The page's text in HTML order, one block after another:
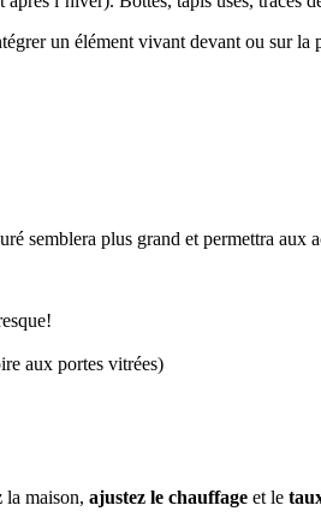
un élément vivant devant ou sur
semblera plus grand et permettra aux
aux portes vitrées)
la maison, ajustez le chauffage et le